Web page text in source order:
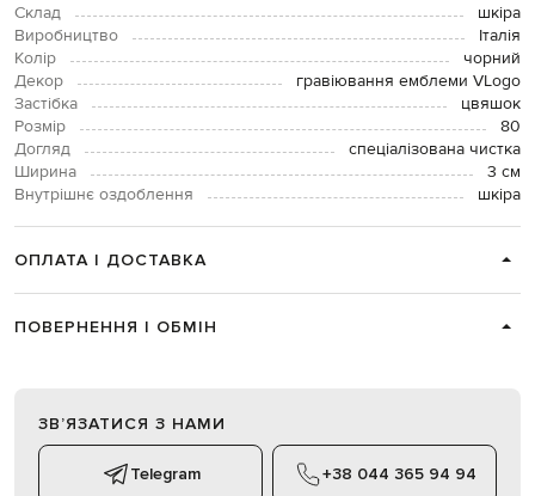
Склад
шкіра
Виробництво
Італія
Колір
чорний
Декор
гравіювання емблеми VLogo
Застібка
цвяшок
Розмір
80
Догляд
спеціалізована чистка
Ширина
3 см
Внутрішнє оздоблення
шкіра
ОПЛАТА І ДОСТАВКА
ПОВЕРНЕННЯ І ОБМІН
ЗВʼЯЗАТИСЯ З НАМИ
Telegram +38 044 365 94 94